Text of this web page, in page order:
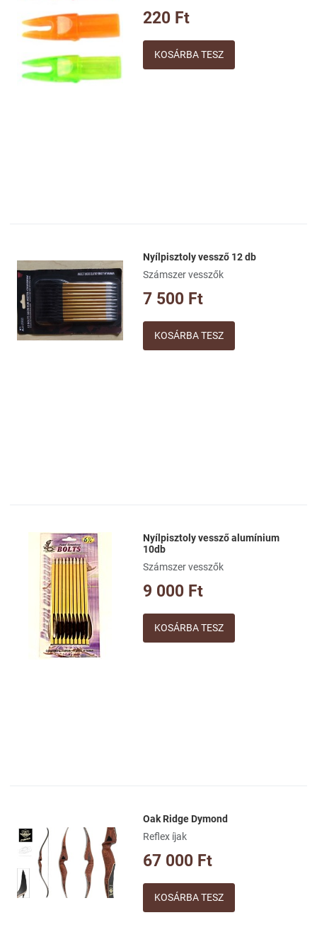
Összehasonlításhoz adom
Gyorsnézet
220 Ft
Mennyiség
Kívánságlistához adom
Összehasonlításhoz adom
Gyorsnézet
Nyílpisztoly vessző 12 db
Számszer vesszők
7 500 Ft
Mennyiség
Kívánságlistához adom
Nyílpisztoly vessző alumínium
10db
Számszer vesszők
9 000 Ft
Mennyiség
Kívánságlistához adom
Összehasonlításhoz adom
Gyorsnézet
Oak Ridge Dymond
Reflex íjak
67 000 Ft
Mennyiség